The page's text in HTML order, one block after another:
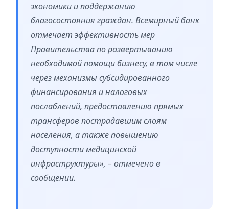
экономики и поддержанию
благосостояния граждан. Всемирный банк
отмечает эффективность мер
Правительства по развертыванию
необходимой помощи бизнесу, в том числе
через механизмы субсидированного
финансирования и налоговых
послаблений, предоставлению прямых
трансферов пострадавшим слоям
населения, а также повышению
доступности медицинской
инфраструктуры», – отмечено в
сообщении.